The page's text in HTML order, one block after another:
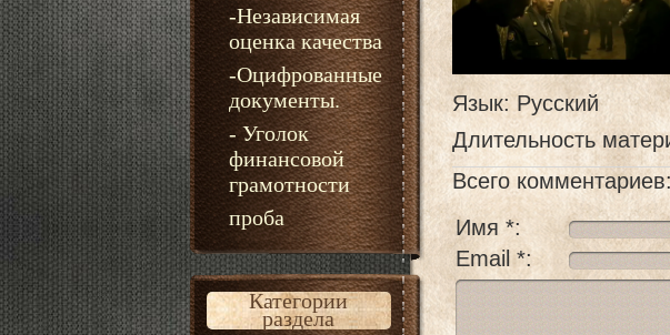
-Независимая
оценка качества
-Оцифрованные
документы.
- Уголок
финансовой
грамотности
проба
Категории
раздела
Язык: Русский
Длительность
Всего комментариев
Имя *:
Email *: